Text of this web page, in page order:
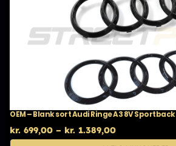
OEM – Blank sort Audi Ringe A3 8V Sportback
kr. 699,00 – kr. 1.389,00Prisinterval:
kr. 699,00
Dette